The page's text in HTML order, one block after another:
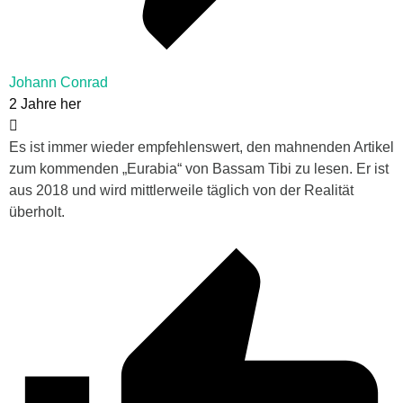
Johann Conrad
2 Jahre her
Es ist immer wieder empfehlenswert, den mahnenden Artikel
zum kommenden „Eurabia“ von Bassam Tibi zu lesen. Er ist
aus 2018 und wird mittlerweile täglich von der Realität
überholt.